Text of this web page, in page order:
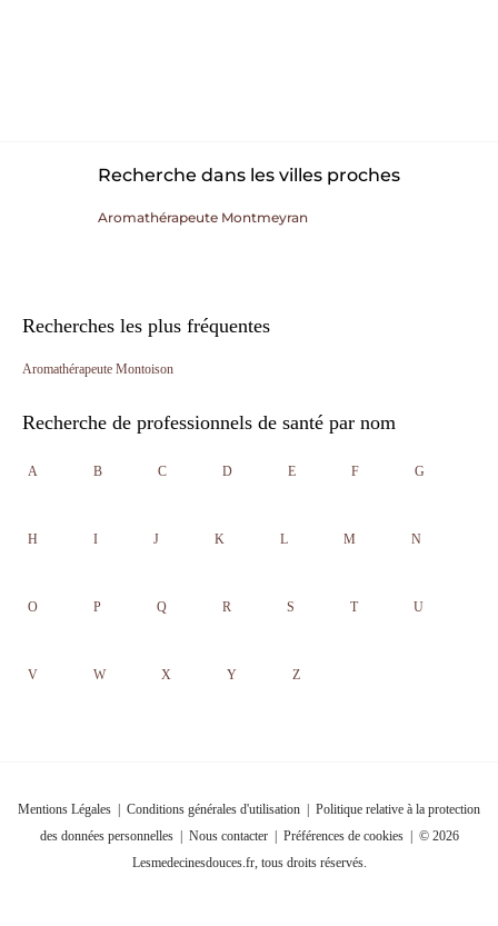
Recherche dans les villes proches
Aromathérapeute Montmeyran
Recherches les plus fréquentes
Aromathérapeute Montoison
Recherche de professionnels de santé par nom
A B C D E F G
H I J K L M N
O P Q R S T U
V W X Y Z
Mentions Légales Conditions générales d'utilisation
Politique relative à la protection
des données personnelles| Nous contacter| Préférences de cookies| © 2026
Lesmedecinesdouces.fr, tous droits réservés.